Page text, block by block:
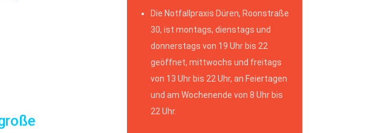
Die Notfallpraxis Düren, Roonstraße
30, ist montags, dienstags und
donnerstags von 19 Uhr bis 22
geöffnet, mittwochs und freitags
von 13 Uhr bis 22 Uhr, an Feiertagen
und am Wochenende von 8 Uhr bis
22 Uhr.